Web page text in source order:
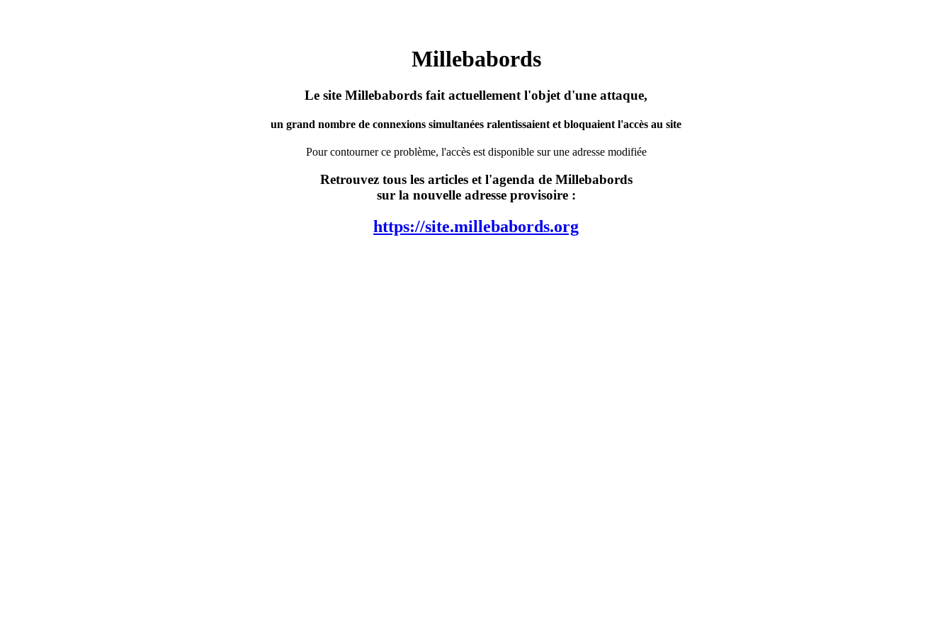
Millebabords
Le site Millebabords fait actuellement l'objet d'une attaque,
un grand nombre de connexions simultanées ralentissaient et bloquaient l'accès au site
Pour contourner ce problème, l'accès est disponible sur une adresse modifiée
Retrouvez tous les articles et l'agenda de Millebabords
sur la nouvelle adresse provisoire :
https://site.millebabords.org